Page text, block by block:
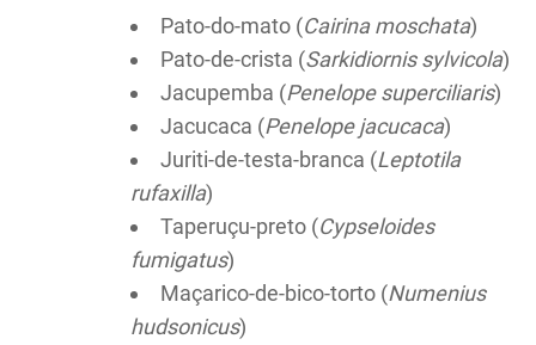
Pato-do-mato (Cairina moschata)
Pato-de-crista (Sarkidiornis sylvicola)
Jacupemba (Penelope superciliaris)
Jacucaca (Penelope jacucaca)
Juriti-de-testa-branca (Leptotila
rufaxilla)
Taperuçu-preto (Cypseloides
fumigatus)
Maçarico-de-bico-torto (Numenius
hudsonicus)